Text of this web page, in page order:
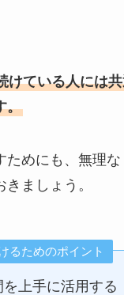
けている人には
。
ためにも、無理
ましょう。
るためのポイント
上手に活用する